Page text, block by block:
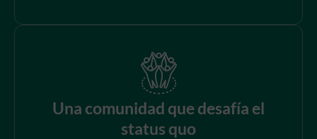
Una comunidad que desafía el
status quo